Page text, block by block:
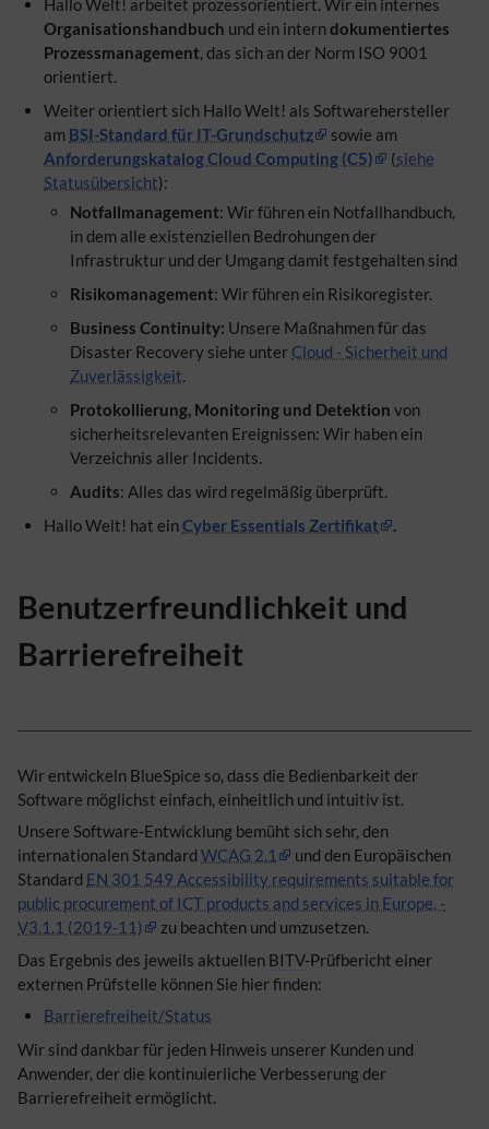
Hallo Welt! arbeitet prozessorientiert. Wir ein internes
Organisationshandbuch und ein interndokumentiertes
Prozessmanagement, das sich an der Norm ISO 9001
orientiert.
Weiter orientiert sich Hallo Welt! als Softwarehersteller
am BSI-Standard für IT-Grundschutz
sowie am
Anforderungskatalog Cloud Computing (C5)
(siehe
Statusübersicht):
Notfallmanagement: Wir führen ein Notfallhandbuch,
in dem alle existenziellen Bedrohungen der
Infrastruktur und der Umgang damit festgehalten sind
Risikomanagement: Wir führen ein Risikoregister.
Business Continuity: Unsere Maßnahmen für das
Disaster Recovery siehe unter Cloud - Sicherheit und
Zuverlässigkeit.
Protokollierung, Monitoring und Detektion von
sicherheitsrelevanten Ereignissen: Wir haben ein
Verzeichnis aller Incidents.
Audits: Alles das wird regelmäßig überprüft.
Hallo Welt! hat einCyber Essentials Zertifikat .
Benutzerfreundlichkeit und
Barrierefreiheit
Wir entwickeln BlueSpice so, dass die Bedienbarkeit der
Software möglichst einfach, einheitlich und intuitiv ist.
Unsere Software-Entwicklung bemüht sich sehr, den
internationalen Standard WCAG 2.1
und den Europäischen
Standard EN 301 549 Accessibility requirements suitable for
public procurement of ICT products and services in Europe, -
V3.1.1 (2019-11)
zu beachten und umzusetzen.
Das Ergebnis des jeweils aktuellen BITV-Prüfbericht einer
externen Prüfstelle können Sie hier finden:
Barrierefreiheit/Status
Wir sind dankbar für jeden Hinweis unserer Kunden und
Anwender, der die kontinuierliche Verbesserung der
Barrierefreiheit ermöglicht.